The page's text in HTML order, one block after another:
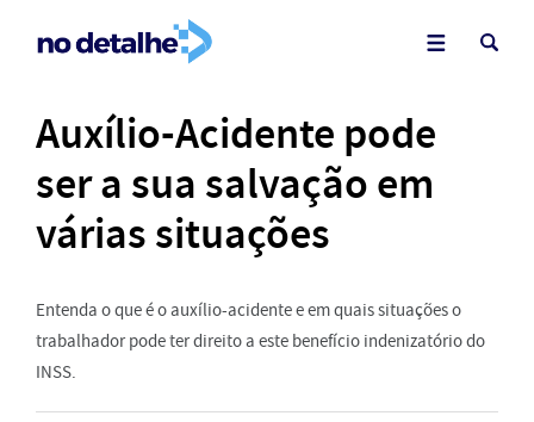
Auxílio-Acidente pode
ser a sua salvação em
várias situações
Entenda o que é o auxílio-acidente e em quais situações o
trabalhador pode ter direito a este benefício indenizatório do
INSS.